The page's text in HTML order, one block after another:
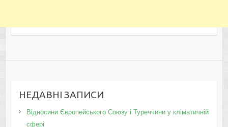
НЕДАВНІ ЗАПИСИ
Відносини Європейського Союзу і Туреччини у кліматичній
сфері